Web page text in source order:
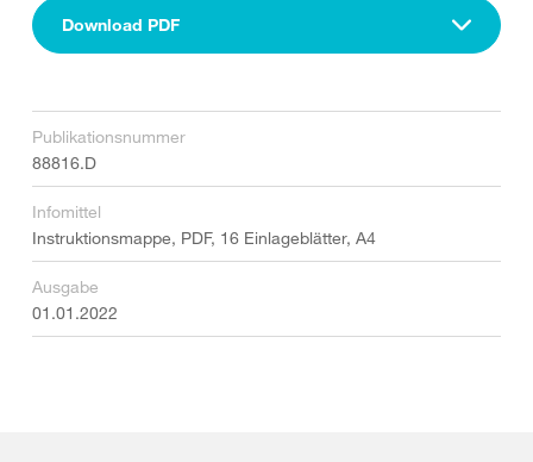
Download PDF
Publikationsnummer
88816.D
Infomittel
Instruktionsmappe, PDF, 16 Einlageblätter, A4
Ausgabe
01.01.2022